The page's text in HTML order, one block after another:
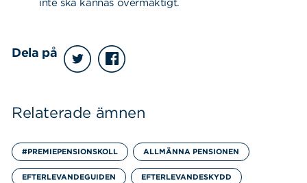
inte ska kännas övermäktigt.
Dela på
Relaterade ämnen
#PREMIEPENSIONSKOLL ALLMÄNNA PENSIONEN
EFTERLEVANDEGUIDEN EFTERLEVANDESKYDD
Sök på sidan: Sök